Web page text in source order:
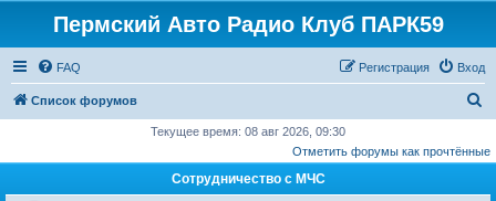
Пермский Авто Радио Клуб ПАРК59
FAQ Вход
Регистрация
Список форумов
и
Текущее время: 08 авг 2026, 09:30
Отметить форумы как прочтённые
Сотрудничество с МЧС